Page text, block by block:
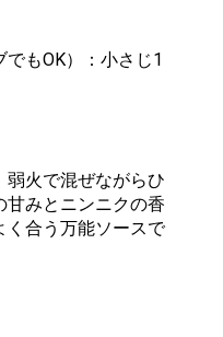
でもOK）：小さじ1
弱火で混ぜながらひ
甘みとニンニクの香
く合う万能ソースで